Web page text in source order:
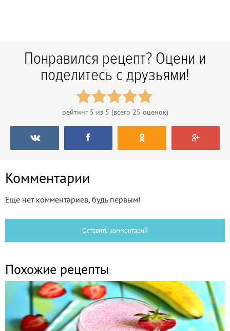
Понравился рецепт? Оцени и
поделитесь с друзьями!
рейтинг 5 из 5 (всего 25 оценок)
Комментарии
Еще нет комментариев, будь первым!
Оставить комментарий
Похожие рецепты